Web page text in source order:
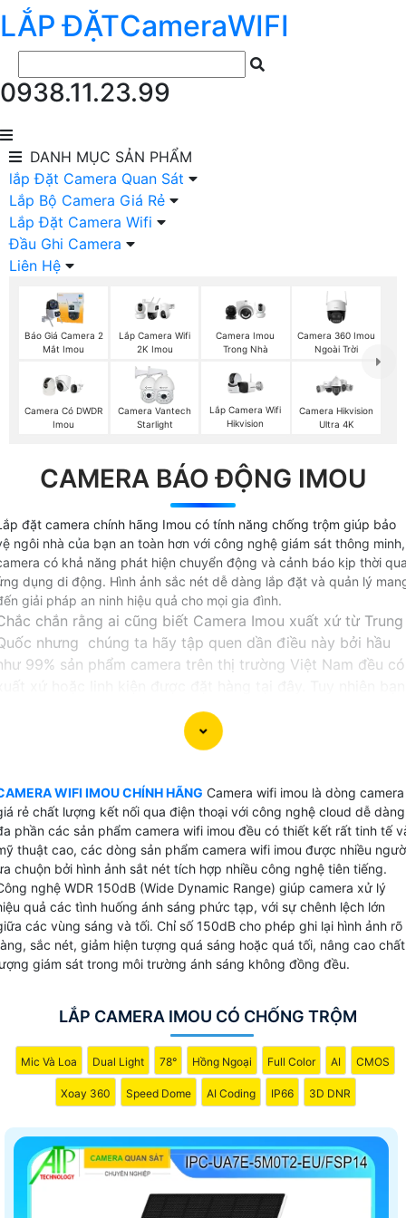
LẮP ĐẶTCameraWIFI
0938.11.23.99
DANH MỤC SẢN PHẨM
lắp Đặt Camera Quan Sát
Lắp Bộ Camera Giá Rẻ
Lắp Đặt Camera Wifi
Đầu Ghi Camera
Liên Hệ
Báo Giá Camera 2
Mắt Imou
Lắp Camera Wifi
2K Imou
Camera Imou
Trong Nhà
Camera 360 Imou
Ngoài Trời
Camera Có DWDR
Imou
Camera Vantech
Starlight
Lắp Camera Wifi
Hikvision
Camera Hikvision
Ultra 4K
CAMERA BÁO ĐỘNG IMOU
đặt camera chính hãng Imou có tính năng chống trộm giúp bảo
ngôi nhà của bạn an toàn hơn với công nghệ giám sát thông minh,
có khả năng phát hiện chuyển động và cảnh báo kịp thời
dụng di động. Hình ảnh sắc nét dễ dàng lắp đặt và quản lý
giải pháp an ninh hiệu quả cho mọi gia đình.
chắn rằng ai cũng biết Camera Imou xuất xứ từ Trung
nhưng chúng ta hãy tập quen dần điều này bởi hầu
99% sản phẩm camera trên thị trường Việt Nam đều có
thừa biết rằng công nghệ của Trung Quốc phát triển
trong những năm gần đâu và vương lên đứng thứ 2
wifi imou được tách ra từ sản phẩm camera wifi
Dahua là những sản phâm camera wifi chất lượng cao
hợp nhiều công nghệ của thương hiệu Dahua nhưng chỉ
xuất những sản phẩm wifi chuyên dụng do đó nâng cao
lượng hoặt động của dòng sản phẩm camera Imou.
wifi imou dễ dàng cài đặt và bảo mât cao, là dòng
phẩm camera thương hiệu top 10 thế giới về camera
sát và hệ thống an ninh, Camera Imou cài đặt giám
điện thoại với công nghệ cloud và được bảo mật 2 lớ
CAMERA WIFI IMOU CHÍNH HÃNG
camer wifi imou được xem như sản phẩm camera wifi
dân giá rẻ thiết kế ấn tượng sản xuất nhiêu phân khúc
chất lượng hình ảnh khác nhau, camera wifi imou dùng
trong những dự án văn phòng, cửa hàng giải pháp
chi phí hình ảnh đáp ứng nhu cầu giám sát
WIFI IMOU CHÍNH HÃNG Camera wifi imou là dòng camera
rẻ chất lượng kết nối qua điện thoại với công nghệ cloud dễ
phần các sản phẩm camera wifi imou đều có thiết kết rất tinh tế
thuật cao, các dòng sản phẩm camera wifi imou được nhiều
chuộn bởi hình ảnh sắt nét tích hợp nhiều công nghệ tiên tiếng.
nghệ WDR 150dB (Wide Dynamic Range) giúp camera xử lý
quả các tình huống ánh sáng phức tạp, với sự chênh lệch lớn
các vùng sáng và tối. Chỉ số 150dB cho phép ghi lại hình ảnh rõ
sắc nét, giảm hiện tượng quá sáng hoặc quá tối, nâng cao chất
giám sát trong môi trường ánh sáng không đồng đều.
LẮP CAMERA IMOU CÓ CHỐNG TRỘM
Mic Và Loa Dual Light 78° Hồng Ngoại Full Color AI CMOS
Xoay 360 Speed Dome AI Coding IP66 3D DNR